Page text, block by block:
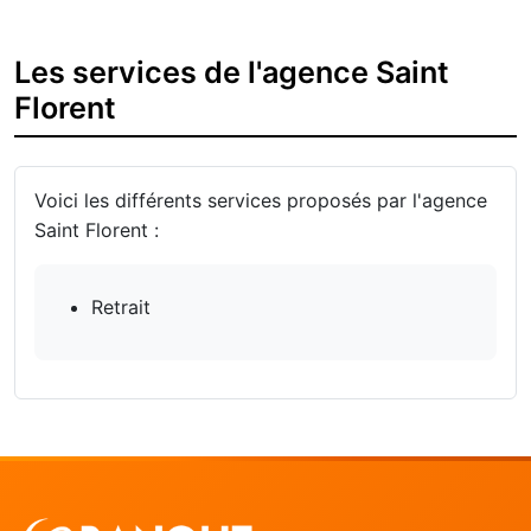
Les services de l'agence Saint
Florent
Voici les différents services proposés par l'agence
Saint Florent :
Retrait